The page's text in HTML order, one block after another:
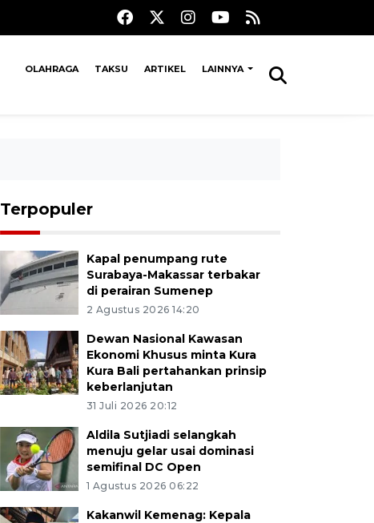
OLAHRAGA TAKSU ARTIKEL LAINNYA
Terpopuler
Kapal penumpang rute
Surabaya-Makassar terbakar
di perairan Sumenep
2 Agustus 2026 14:20
Dewan Nasional Kawasan
Ekonomi Khusus minta Kura
Kura Bali pertahankan prinsip
keberlanjutan
31 Juli 2026 20:12
Aldila Sutjiadi selangkah
menuju gelar usai dominasi
semifinal DC Open
1 Agustus 2026 06:22
Kakanwil Kemenag: Kepala